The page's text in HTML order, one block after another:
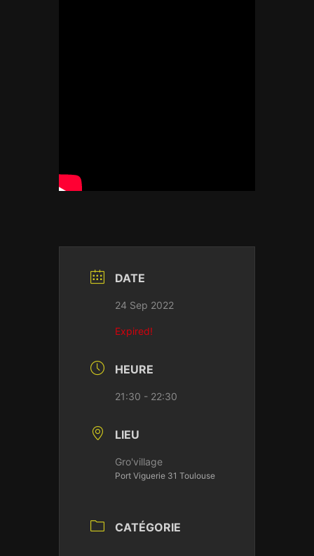
DATE
24 Sep 2022
Expired!
HEURE
21:30 - 22:30
LIEU
Gro'village
Port Viguerie 31 Toulouse
CATÉGORIE